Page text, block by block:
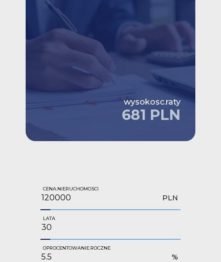
wysokosc.raty
681 PLN
CENA.NIERUCHOMOSCI
PLN
LATA
OPROCENTOWANIE.ROCZNE
%